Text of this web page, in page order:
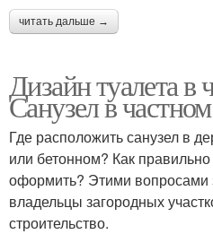
читать дальше →
Дизайн туалета в
Санузел в
Где расположить санузел в
или бетонном? Как правильно
оформить? Этими вопросами
владельцы загородных
строительство.